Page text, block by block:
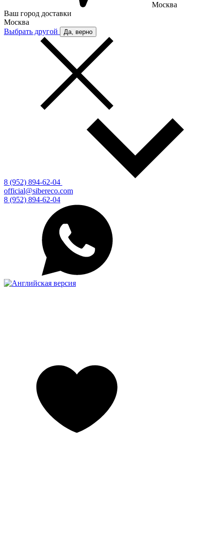
Москва
Ваш город доставки
Москва
Выбрать другой
Да, верно
8 (952) 894-62-04
official@sibereco.com
8 (952) 894-62-04